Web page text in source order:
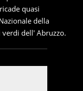
quasi
della
dell' Abruzzo.